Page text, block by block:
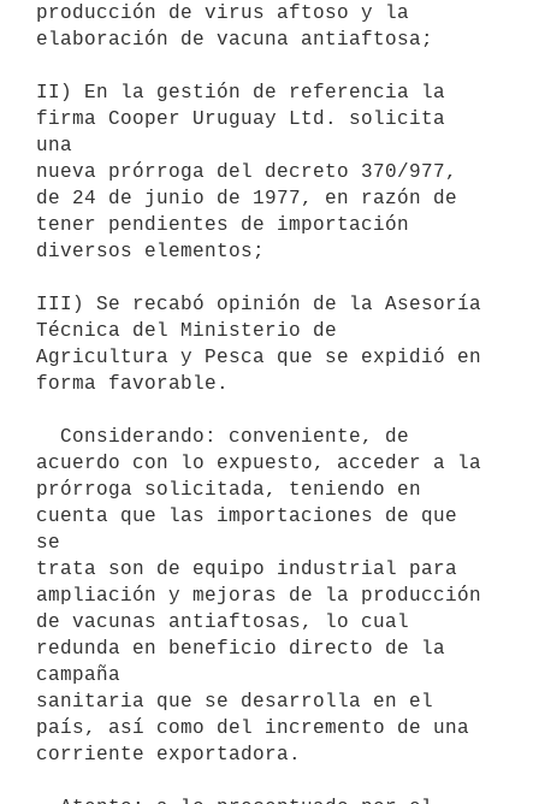
producción de virus aftoso y la
elaboración de vacuna antiaftosa;
II) En la gestión de referencia la
firma Cooper Uruguay Ltd. solicita
una
nueva prórroga del decreto 370/977,
de 24 de junio de 1977, en razón de
tener pendientes de importación
diversos elementos;
III) Se recabó opinión de la Asesoría
Técnica del Ministerio de
Agricultura y Pesca que se expidió en
forma favorable.
acuerdo con lo expuesto, acceder a la
prórroga solicitada, teniendo en
cuenta que las importaciones de que
se
trata son de equipo industrial para
ampliación y mejoras de la producción
de vacunas antiaftosas, lo cual
redunda en beneficio directo de la
campaña
sanitaria que se desarrolla en el
país, así como del incremento de una
corriente exportadora.